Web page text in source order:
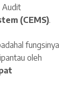
Audit
(CEMS).
fungsinya
oleh